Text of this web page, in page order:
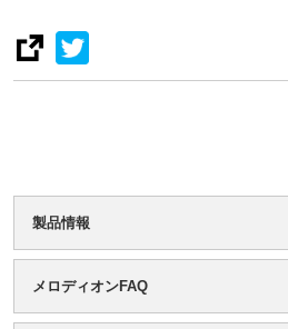
製品情報
メロディオンFAQ